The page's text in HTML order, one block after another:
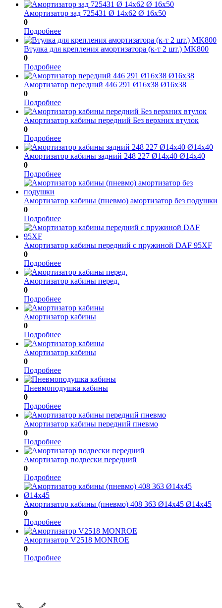
Амортизатор зад 725431 Ø 14x62 Ø 16x50
0
Подробнее
Втулка для крепления амортизатора (к-т 2 шт.) MK800
0
Подробнее
Амортизатор передний 446 291 Ø16x38 Ø16x38
0
Подробнее
Амортизатор кабины передний Без верхних втулок
0
Подробнее
Амортизатор кабины задний 248 227 Ø14x40 Ø14x40
0
Подробнее
Амортизатор кабины (пневмо) амортизатор без подушки
0
Подробнее
Амортизатор кабины передний с пружиной DAF 95XF
0
Подробнее
Амортизатор кабины перед.
0
Подробнее
Амортизатор кабины
0
Подробнее
Амортизатор кабины
0
Подробнее
Пневмоподушка кабины
0
Подробнее
Амортизатор кабины передний пневмо
0
Подробнее
Амортизатор подвески передний
0
Подробнее
Амортизатор кабины (пневмо) 408 363 Ø14x45 Ø14x45
0
Подробнее
Амортизатор V2518 MONROE
0
Подробнее